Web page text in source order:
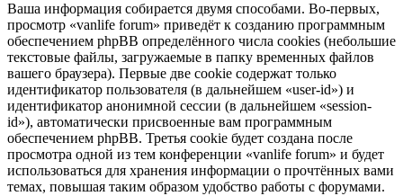
Ваша информация собирается двумя способами. Во-первых,
просмотр «vanlife forum» приведёт к созданию программным
обеспечением phpBB определённого числа cookies (небольшие
текстовые файлы, загружаемые в папку временных файлов
вашего браузера). Первые две cookie содержат только
идентификатор пользователя (в дальнейшем «user-id») и
идентификатор анонимной сессии (в дальнейшем «session-
id»), автоматически присвоенные вам программным
обеспечением phpBB. Третья cookie будет создана после
просмотра одной из тем конференции «vanlife forum» и будет
использоваться для хранения информации о прочтённых вами
темах, повышая таким образом удобство работы с форумами.